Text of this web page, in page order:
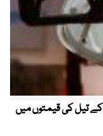
کے تیل کی قیمتوں میں